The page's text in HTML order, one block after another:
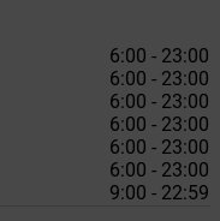
6:00 - 23:00
6:00 - 23:00
6:00 - 23:00
6:00 - 23:00
6:00 - 23:00
6:00 - 23:00
9:00 - 22:59